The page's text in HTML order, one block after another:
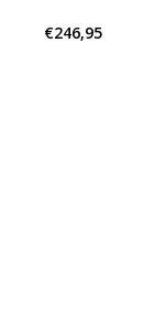
€246,95